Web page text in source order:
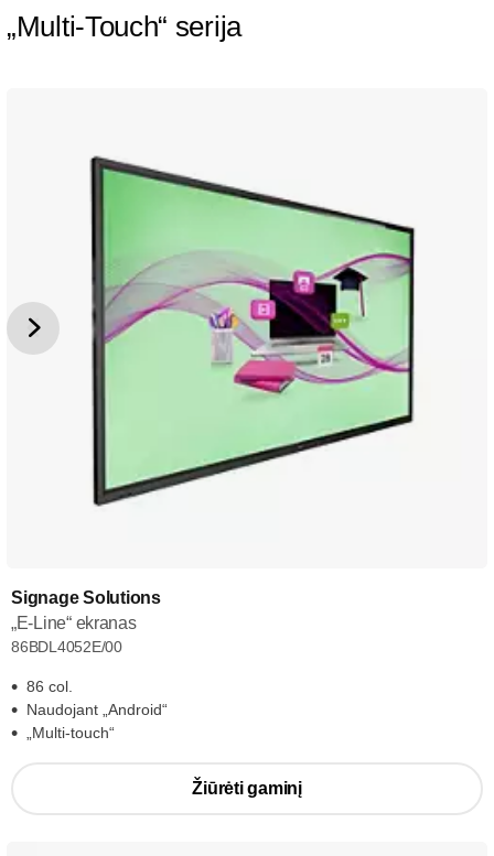
„Multi-Touch“ serija
Signage Solutions
„E-Line“ ekranas
86BDL4052E/00
86 col.
Naudojant „Android“
„Multi-touch“
Žiūrėti gaminį